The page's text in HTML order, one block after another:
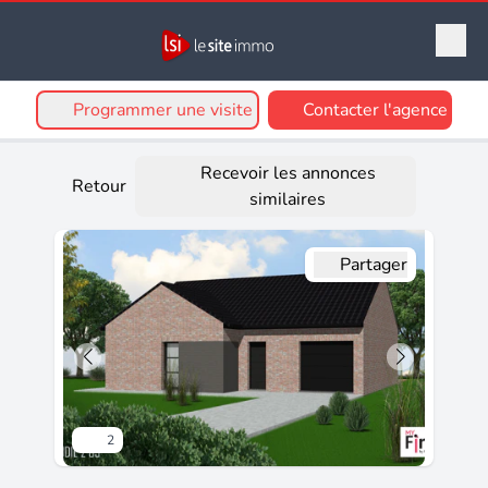
Programmer une visite Contacter l'agence
Retour
Recevoir les annonces
similaires
2
Partager